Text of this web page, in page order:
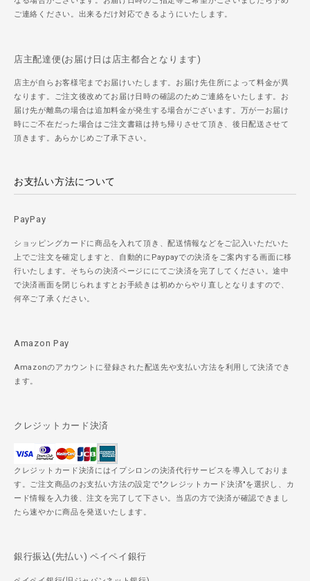
ご連絡ください。出来るだけ対応できるようにいたします。
店主配達便(お届け日は店主都合となります)
店主が自らお客様宅までお届けいたします。お届け先住所によって料金が異
なります。ご注文後改めてお届け日時の確認のためご連絡をいたします。お
届け先が離島の場合は追加料金が発生する場合がございます。万が一お届け
時にご不在だった場合はご注文書籍は持ち帰りさせて頂き、後日配送させて
頂きます。あらかじめご了承下さい。
お支払い方法について
PayPay
ショッピングカードに商品を入れて頂き、配送情報などをご記入いただいた
上でご注文を確定しますと、自動的にPaypayでの決済をご案内する画面に移
行いたします。そちらの決済ページににてご決済を完了してください。途中
で決済画面を閉じられますとお手続きは初めからやり直しとなりますので、
何卒ご了承ください。
Amazon Pay
Amazonのアカウントに登録された配送先や支払い方法を利用して決済でき
ます。
クレジットカード決済
クレジットカード決済にはイプシロンの決済代行サービスを導入しておりま
す。ご注文商品のお支払い方法の設定で"クレジットカード決済"を選択し、カ
ード情報を入力後、注文を完了して下さい。当店の方で決済が確認できまし
たら速やかに商品を発送いたします。
銀行振込(先払い) ペイペイ銀行